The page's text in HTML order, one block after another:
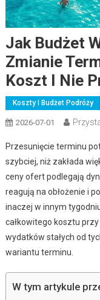
Jak Budżet
Zmianie
Koszt I Nie
Koszty I Budżet Podróży
2026-07-01
Przesunięcie terminu
szybciej, niż zakłada
ceny ofert podlegają
reagują na obłożenie i
inaczej w innym
całkowitego kosztu
wydatków stałych od
wariantu terminu.
W tym artykule